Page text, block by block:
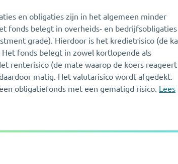
en obligaties zijn in het algemeen minder
fonds belegt in overheids- en bedrijfsobligaties
grade). Hierdoor is het kredietrisico (de
fonds belegt in zowel kortlopende als
renterisico (de mate waarop de koers
matig. Het valutarisico wordt afgedekt.
obligatiefonds met een gematigd risico. Lees